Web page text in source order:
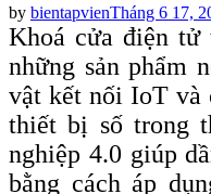
by bientapvienPosted
on
Tháng 6 17,
Khoá cửa điện tử
những sản phẩm
vật kết nối IoT và
thiết bị số trong
nghiệp 4.0 giúp
bằng cách áp